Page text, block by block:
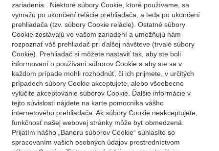
zariadenia.. Niektoré súbory Cookie, ktoré používame, sa
vymažú po ukončení relácie prehliadača, a teda po ukončení
prehliadača (tzv. súbory Cookie relácie). Ostatné súbory
Cookie zostávajú vo vašom zariadení a umožňujú nám
rozpoznať váš prehliadač pri ďalšej návšteve (trvalé súbory
Cookie). Prehliadač si môžete nastaviť tak, aby ste boli
informovaní o používaní súborov Cookie a aby ste sa v
každom prípade mohli rozhodnúť, či ich prijmete, v určitých
prípadoch súbory Cookie akceptujete, alebo všeobecne
vylúčite akceptovanie súborov Cookie. Ďalšie informácie v
tejto súvislosti nájdete na karte pomocníka vášho
internetového prehliadača. Ak súbory Cookie neakceptujete,
funkčnosť našej webovej stránky môže byť obmedzená.
Prijatím nášho „Baneru súborov Cookie“ súhlasíte so
spracovaním vašich osobných údajov prostredníctvom